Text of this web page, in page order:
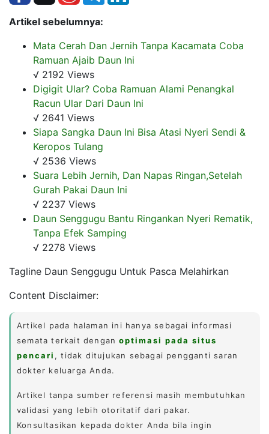
Artikel sebelumnya:
Mata Cerah Dan Jernih Tanpa Kacamata Coba
Ramuan Ajaib Daun Ini
√ 2192 Views
Digigit Ular? Coba Ramuan Alami Penangkal
Racun Ular Dari Daun Ini
√ 2641 Views
Siapa Sangka Daun Ini Bisa Atasi Nyeri Sendi &
Keropos Tulang
√ 2536 Views
Suara Lebih Jernih, Dan Napas Ringan,Setelah
Gurah Pakai Daun Ini
√ 2237 Views
Daun Senggugu Bantu Ringankan Nyeri Rematik,
Tanpa Efek Samping
√ 2278 Views
Tagline Daun Senggugu Untuk Pasca Melahirkan
Content Disclaimer:
Artikel pada halaman ini hanya sebagai informasi
semata terkait denganoptimasi pada situs
pencari , tidak ditujukan sebagai pengganti saran
dokter keluarga Anda.
Artikel tanpa sumber referensi masih membutuhkan
validasi yang lebih otoritatif dari pakar.
Konsultasikan kepada dokter Anda bila ingin